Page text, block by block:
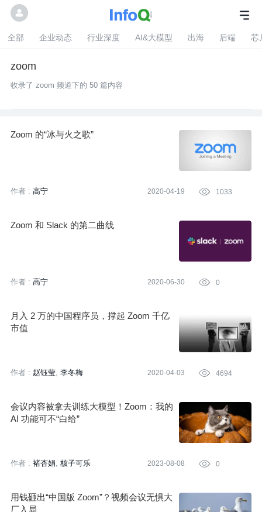
全部 企业动态 行业深度 AI&大模型 出海 后端 芯
zoom
收录了 zoom 频道下的 50 篇内容
Zoom 的“冰与火之歌”
作者 : 高宁 2020-04-19  1033
Zoom 和 Slack 的第二曲线
作者 : 高宁 2020-06-30  0
月入 2 万的中国程序员，撑起 Zoom 千亿
市值
作者 : 赵钰莹 李冬梅 2020-04-03  4694
会议内容被拿去训练大模型！Zoom：我的
AI 功能可不“白给”
作者 : 褚杏娟 核子可乐 2023-08-08  0
用钱砸出“中国版 Zoom”？视频会议无惧大
厂入局